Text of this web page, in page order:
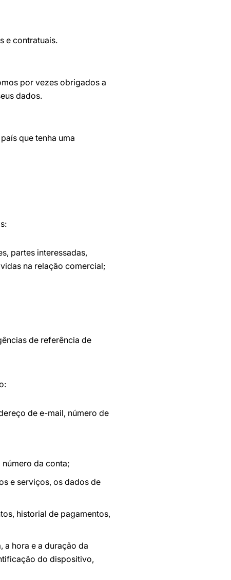
e contratuais.
por vezes obrigados a
dados.
que tenha uma
partes interessadas,
na relação comercial;
de referência de
de e-mail, número de
da conta;
e serviços, os dados de
historial de pagamentos,
a hora e a duração da
do dispositivo,